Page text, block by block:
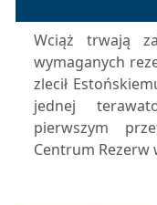
Wciąż trwają
wymaganych
zlecił
jednej
pierwszym
Centrum Rezerw